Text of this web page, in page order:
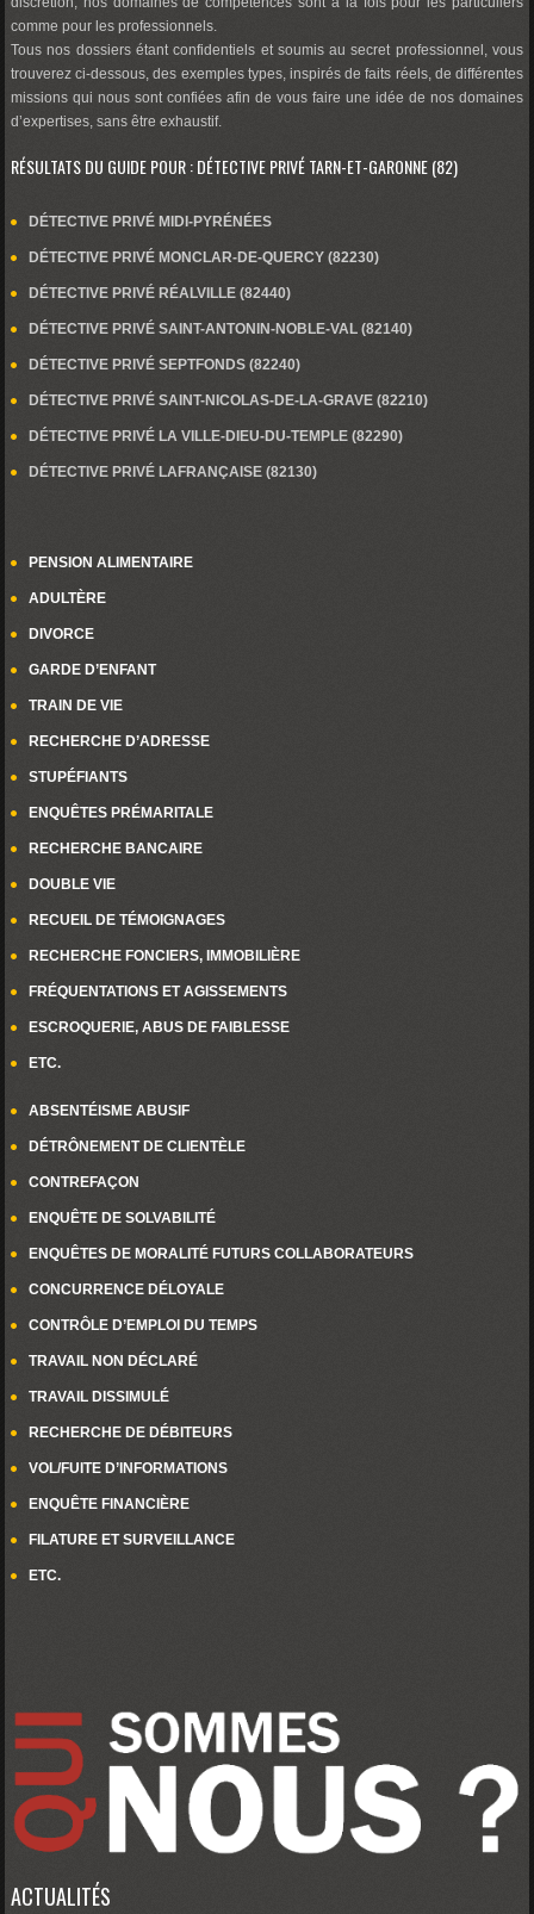
comme pour les professionnels.
Tous nos dossiers étant confidentiels et soumis au secret professionnel, vous
trouverez ci-dessous, des exemples types, inspirés de faits réels, de différentes
missions qui nous sont confiées afin de vous faire une idée de nos domaines
d’expertises, sans être exhaustif.
RÉSULTATS DU GUIDE POUR : DÉTECTIVE PRIVÉ TARN-ET-GARONNE (82)
DÉTECTIVE PRIVÉ MIDI-PYRÉNÉES
DÉTECTIVE PRIVÉ MONCLAR-DE-QUERCY (82230)
DÉTECTIVE PRIVÉ RÉALVILLE (82440)
DÉTECTIVE PRIVÉ SAINT-ANTONIN-NOBLE-VAL (82140)
DÉTECTIVE PRIVÉ SEPTFONDS (82240)
DÉTECTIVE PRIVÉ SAINT-NICOLAS-DE-LA-GRAVE (82210)
DÉTECTIVE PRIVÉ LA VILLE-DIEU-DU-TEMPLE (82290)
DÉTECTIVE PRIVÉ LAFRANÇAISE (82130)
PENSION ALIMENTAIRE
ADULTÈRE
DIVORCE
GARDE D’ENFANT
TRAIN DE VIE
RECHERCHE D’ADRESSE
STUPÉFIANTS
ENQUÊTES PRÉMARITALE
RECHERCHE BANCAIRE
DOUBLE VIE
RECUEIL DE TÉMOIGNAGES
RECHERCHE FONCIERS, IMMOBILIÈRE
FRÉQUENTATIONS ET AGISSEMENTS
ESCROQUERIE, ABUS DE FAIBLESSE
ETC.
ABSENTÉISME ABUSIF
DÉTRÔNEMENT DE CLIENTÈLE
CONTREFAÇON
ENQUÊTE DE SOLVABILITÉ
ENQUÊTES DE MORALITÉ FUTURS COLLABORATEURS
CONCURRENCE DÉLOYALE
CONTRÔLE D’EMPLOI DU TEMPS
TRAVAIL NON DÉCLARÉ
TRAVAIL DISSIMULÉ
RECHERCHE DE DÉBITEURS
VOL/FUITE D’INFORMATIONS
ENQUÊTE FINANCIÈRE
FILATURE ET SURVEILLANCE
ETC.
ACTUALITÉS